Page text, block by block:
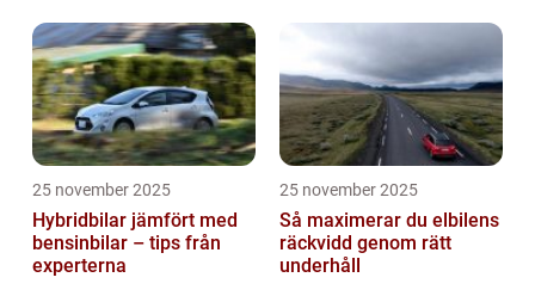
25 november 2025
Hybridbilar jämfört med
bensinbilar – tips från
experterna
25 november 2025
Så maximerar du elbilens
räckvidd genom rätt
underhåll